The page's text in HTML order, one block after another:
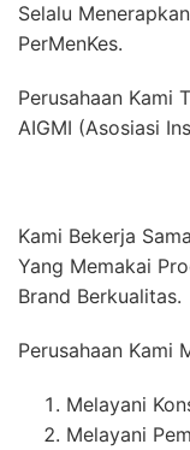
Selalu
PerMenKes.
Perusahaan Kami
AIGMI (Asosiasi
Kami Bekerja
Yang Memakai
Brand Berkualitas.
Perusahaan Kami
Melayani
Melayani